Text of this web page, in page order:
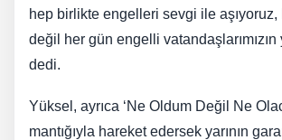
hep birlikte engelleri sevgi ile aşıyoruz,
değil her gün engelli vatandaşlarımızın
dedi.
Yüksel, ayrıca ‘Ne Oldum Değil Ne
mantığıyla hareket edersek yarının